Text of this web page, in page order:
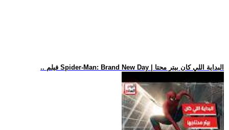
.. فيلم Spider-Man: Brand New Day | البداية اللي كان بيتر محتا